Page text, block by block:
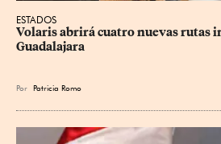
ESTADOS
Volaris abrirá cuatro nuevas rutas
Guadalajara
Por Patricia Romo